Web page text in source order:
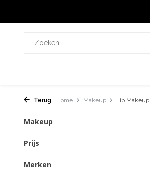
Terug Home Makeup Lip Makeup
Makeup
Prijs
Merken